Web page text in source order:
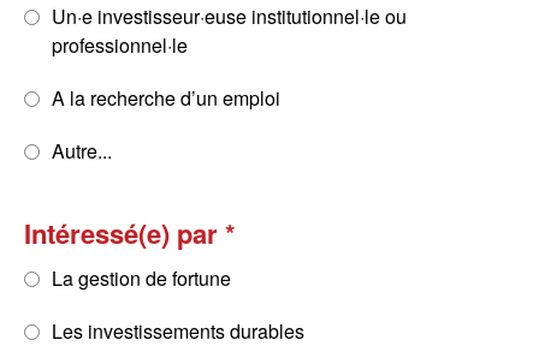
Un·e investisseur·euse institutionnel·le ou
professionnel·le
A la recherche d’un emploi
Autre...
Intéressé(e) par
La gestion de fortune
Les investissements durables